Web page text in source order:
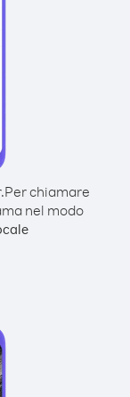
Per chiamare
nel modo